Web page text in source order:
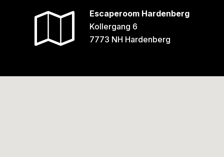
Escaperoom Hardenberg
Kollergang 6
7773 NH Hardenberg